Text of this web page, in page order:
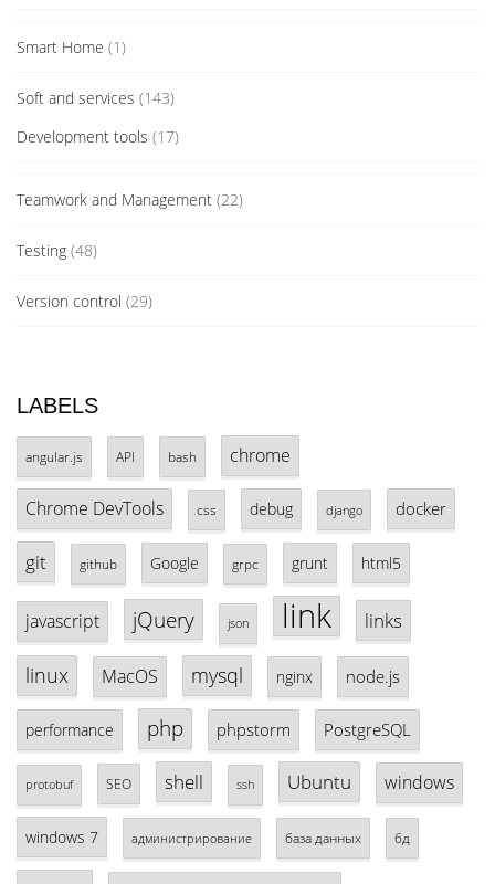
Smart Home (1)
Soft and services (143)
Development tools (17)
Teamwork and Management (22)
Testing (48)
Version control (29)
LABELS
angular.js API bash chrome
Chrome DevTools css debug django docker
git github Google grpc grunt html5
javascript jQuery json link links
linux MacOS mysql nginx node.js
performance php phpstorm PostgreSQL
protobuf SEO shell ssh Ubuntu windows
windows 7 администрирование база данных бд